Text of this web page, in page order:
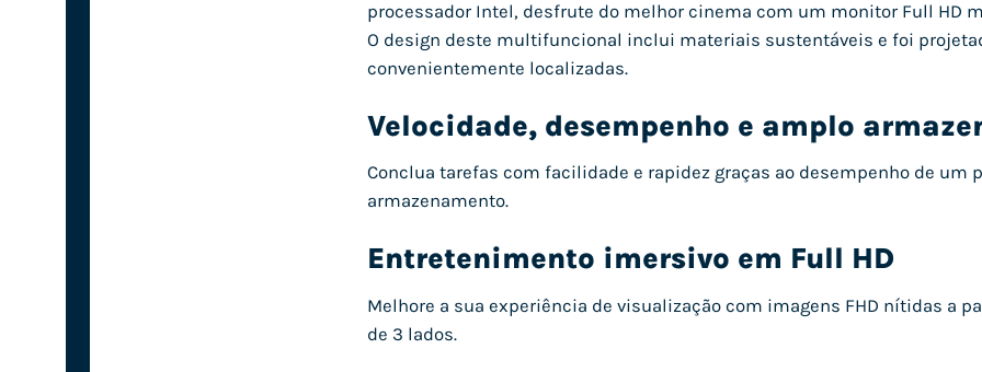
processador Intel, desfrute do melhor cinema com um monitor Full HD
O design deste multifuncional inclui materiais sustentáveis ​​e foi
convenientemente localizadas.
Velocidade, desempenho e amplo
Conclua tarefas com facilidade e rapidez graças ao desempenho de um
armazenamento.
Entretenimento imersivo em Full HD
Melhore a sua experiência de visualização com imagens FHD nítidas a
de 3 lados.